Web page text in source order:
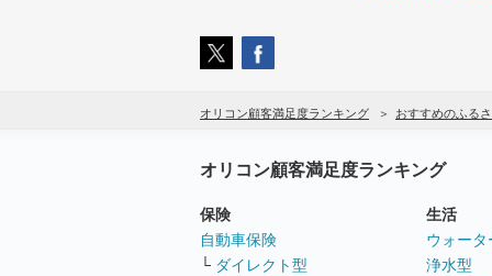
オリコン顧客満足度ランキング おすすめのふる
オリコン顧客満足度ランキング
保険
自動車保険
└ ダイレクト型
生活
ウォー
浄水型